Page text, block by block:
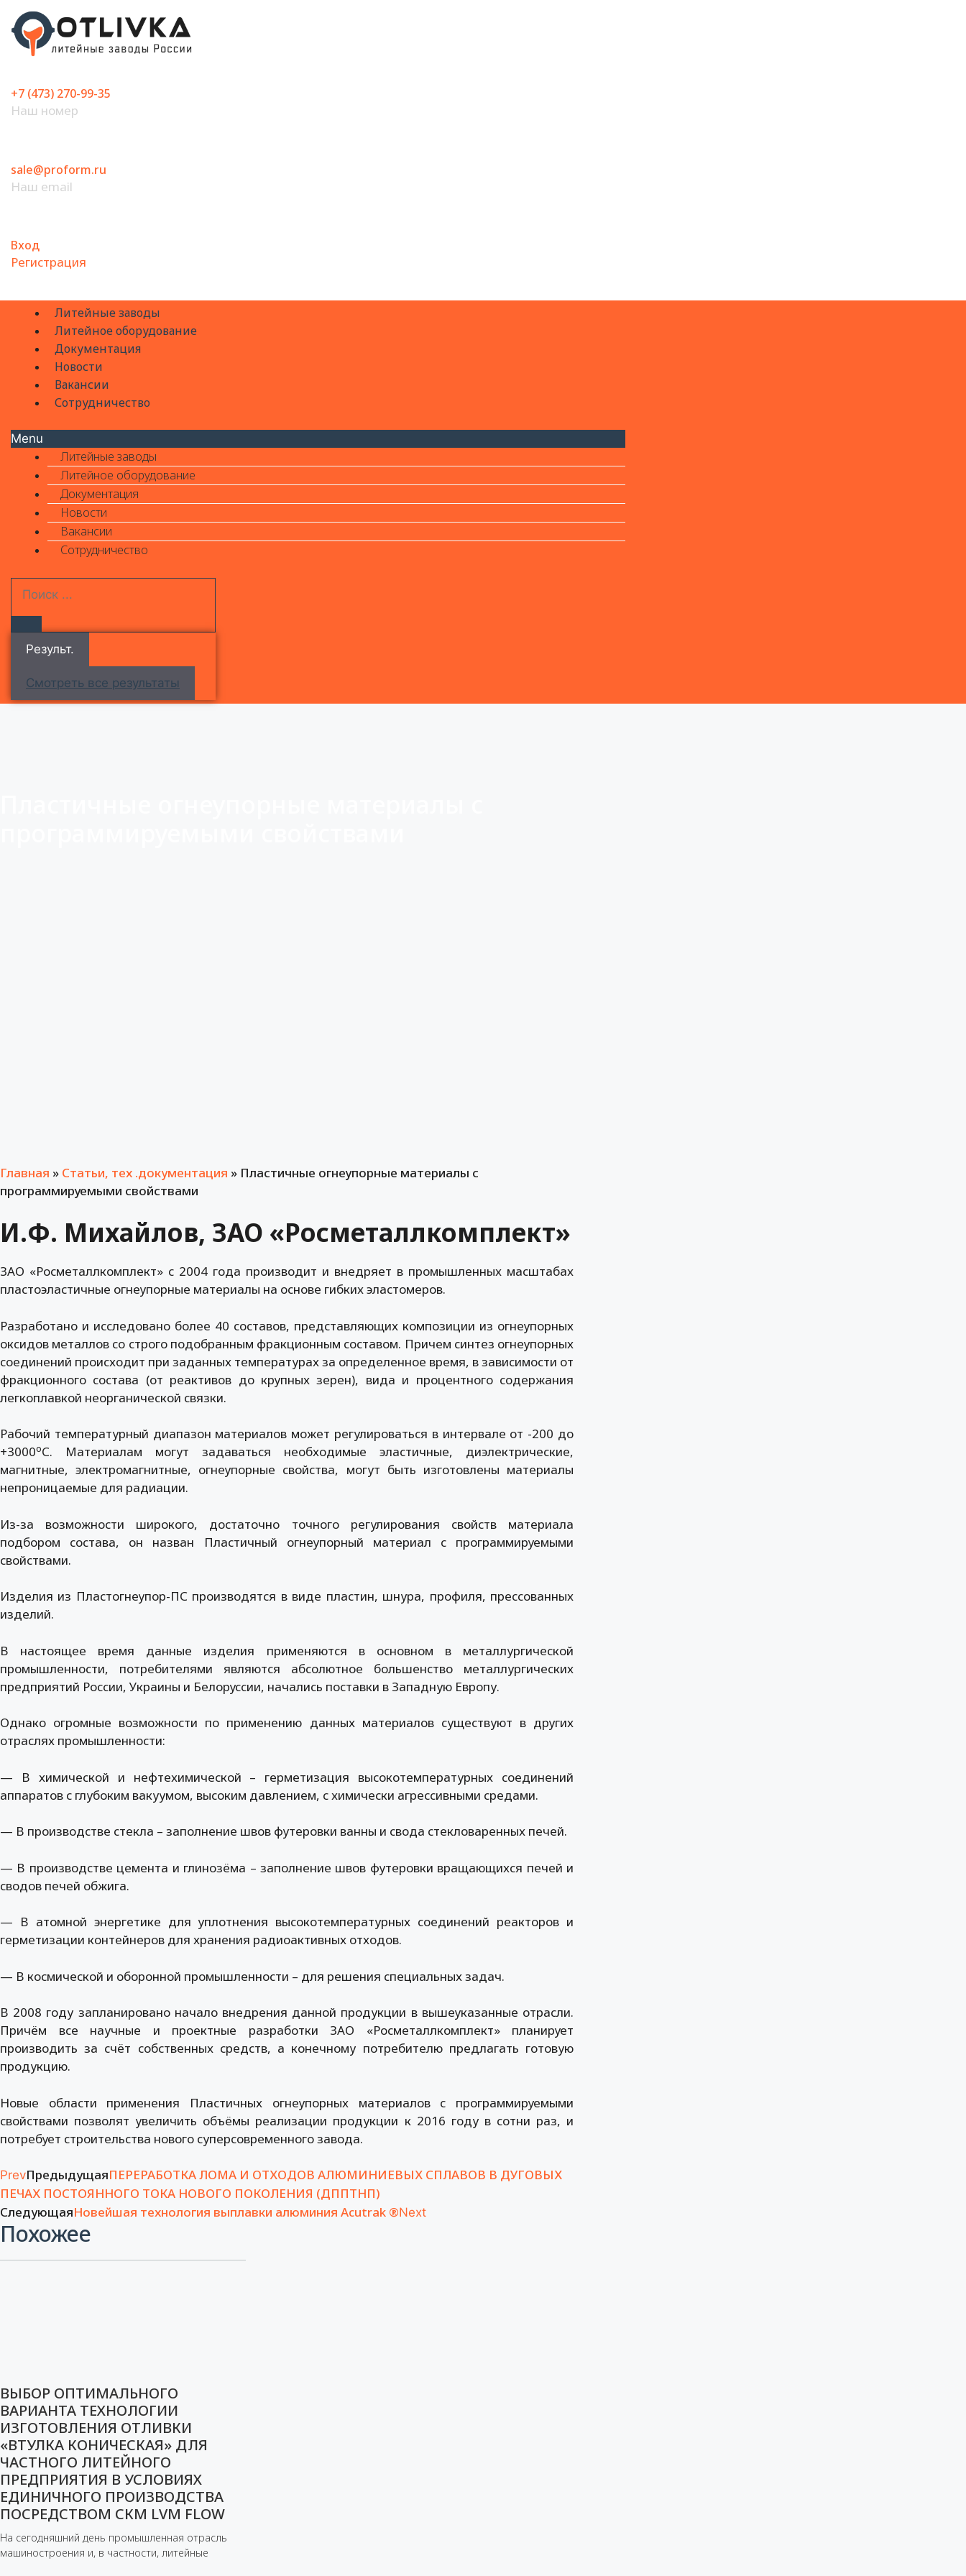
Перейти
содержимому
+7 (473) 270-99-35
Наш номер
sale@proform.ru
Наш email
Вход
Регистрация
Литейные заводы
Литейное оборудование
Документация
Новости
Вакансии
Сотрудничество
Menu
Литейные заводы
Литейное оборудование
Документация
Новости
Вакансии
Сотрудничество
Результ.
Смотреть все результаты
Главная » Статьи, тех .документация » Пластичные огнеупорные материалы с
программируемыми свойствами
И.Ф. Михайлов, ЗАО «Росметаллкомплект»
ЗАО «Росметаллкомплект» с 2004 года производит и внедряет в промышленных масштабах
пластоэластичные огнеупорные материалы на основе гибких эластомеров.
Разработано и исследовано более 40 составов, представляющих композиции из огнеупорных
оксидов металлов со строго подобранным фракционным составом. Причем синтез огнеупорных
соединений происходит при заданных температурах за определенное время, в зависимости от
фракционного состава (от реактивов до крупных зерен), вида и процентного содержания
легкоплавкой неорганической связки.
Рабочий температурный диапазон материалов может регулироваться в интервале от -200 до
+3000оС. Материалам могут задаваться необходимые эластичные, диэлектрические,
магнитные, электромагнитные, огнеупорные свойства, могут быть изготовлены материалы
непроницаемые для радиации.
Из-за возможности широкого, достаточно точного регулирования свойств материала
подбором состава, он назван Пластичный огнеупорный материал с программируемыми
свойствами.
Изделия из Пластогнеупор-ПС производятся в виде пластин, шнура, профиля, прессованных
изделий.
В настоящее время данные изделия применяются в основном в металлургической
промышленности, потребителями являются абсолютное большенство металлургических
предприятий России, Украины и Белоруссии, начались поставки в Западную Европу.
Однако огромные возможности по применению данных материалов существуют в других
отраслях промышленности:
— В химической и нефтехимической – герметизация высокотемпературных соединений
аппаратов с глубоким вакуумом, высоким давлением, с химически агрессивными средами.
— В производстве стекла – заполнение швов футеровки ванны и свода стекловаренных печей.
— В производстве цемента и глинозёма – заполнение швов футеровки вращающихся печей и
сводов печей обжига.
— В атомной энергетике для уплотнения высокотемпературных соединений реакторов и
герметизации контейнеров для хранения радиоактивных отходов.
— В космической и оборонной промышленности – для решения специальных задач.
В 2008 году запланировано начало внедрения данной продукции в вышеуказанные отрасли.
Причём все научные и проектные разработки ЗАО «Росметаллкомплект» планирует
производить за счёт собственных средств, а конечному потребителю предлагать готовую
продукцию.
Новые области применения Пластичных огнеупорных материалов с программируемыми
свойствами позволят увеличить объёмы реализации продукции к 2016 году в сотни раз, и
потребует строительства нового суперсовременного завода.
PrevПредыдущаяПЕРЕРАБОТКА ЛОМА И ОТХОДОВ АЛЮМИНИЕВЫХ СПЛАВОВ В ДУГОВЫХ
ПЕЧАХ ПОСТОЯННОГО ТОКА НОВОГО ПОКОЛЕНИЯ (ДППТНП)
СледующаяНовейшая технология выплавки алюминия Acutrak ®Next
Похожее
ВЫБОР ОПТИМАЛЬНОГО
ВАРИАНТА ТЕХНОЛОГИИ
ИЗГОТОВЛЕНИЯ ОТЛИВКИ
«ВТУЛКА КОНИЧЕСКАЯ» ДЛЯ
ЧАСТНОГО ЛИТЕЙНОГО
ПРЕДПРИЯТИЯ В УСЛОВИЯХ
ЕДИНИЧНОГО ПРОИЗВОДСТВА
ПОСРЕДСТВОМ СКМ LVM FLOW
На сегодняшний день промышленная отрасль
машиностроения и, в частности, литейные